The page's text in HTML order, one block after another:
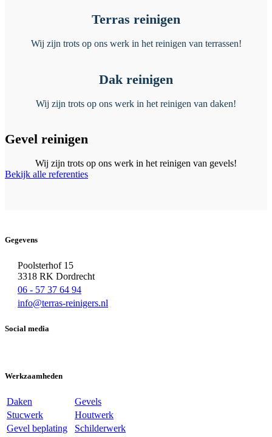
Terras reinigen
Wij zijn trots op ons werk in het reinigen van terrassen!
Dak reinigen
Wij zijn trots op ons werk in het reinigen van daken!
Gevel reinigen
Wij zijn trots op ons werk in het reinigen van gevels!
Bekijk alle referenties
Gegevens
Poolsterhof 15
3318 RK Dordrecht
06 - 57 37 64 94
info@terras-reinigers.nl
Social media
Werkzaamheden
Daken
Gevels
Stucwerk
Houtwerk
Gevel beplating
Schilderwerk